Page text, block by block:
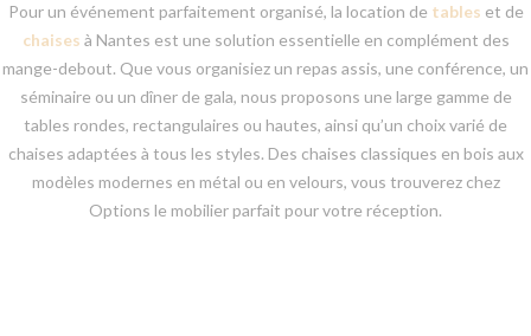
Pour un événement parfaitement organisé, la location de tables et de
chaises à Nantes est une solution essentielle en complément des
mange-debout. Que vous organisiez un repas assis, une conférence, un
séminaire ou un dîner de gala, nous proposons une large gamme de
tables rondes, rectangulaires ou hautes, ainsi qu’un choix varié de
chaises adaptées à tous les styles. Des chaises classiques en bois aux
modèles modernes en métal ou en velours, vous trouverez chez
Options le mobilier parfait pour votre réception.